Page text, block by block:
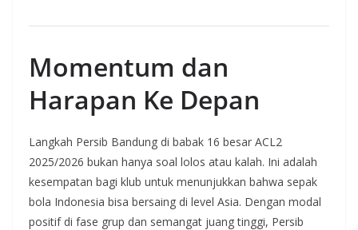
Momentum dan
Harapan Ke Depan
Langkah Persib Bandung di babak 16 besar ACL2
2025/2026 bukan hanya soal lolos atau kalah. Ini adalah
kesempatan bagi klub untuk menunjukkan bahwa sepak
bola Indonesia bisa bersaing di level Asia. Dengan modal
positif di fase grup dan semangat juang tinggi, Persib